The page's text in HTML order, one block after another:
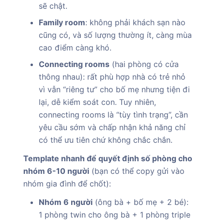
sẽ chật.
Family room: không phải khách sạn nào
cũng có, và số lượng thường ít, càng mùa
cao điểm càng khó.
Connecting rooms (hai phòng có cửa
thông nhau): rất phù hợp nhà có trẻ nhỏ
vì vẫn “riêng tư” cho bố mẹ nhưng tiện đi
lại, dễ kiểm soát con. Tuy nhiên,
connecting rooms là “tùy tình trạng”, cần
yêu cầu sớm và chấp nhận khả năng chỉ
có thể ưu tiên chứ không chắc chắn.
Template nhanh để quyết định số phòng cho
nhóm 6-10 người (bạn có thể copy gửi vào
nhóm gia đình để chốt):
Nhóm 6 người (ông bà + bố mẹ + 2 bé):
1 phòng twin cho ông bà + 1 phòng triple